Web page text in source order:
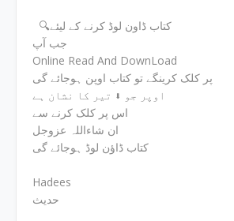
🔍کتاب ڈاون لوڈ کرنے کے لیئے
جب آپ
Online Read And DownLoad
پر کلک کرینگے تو کتاب اوپن ہوجائے گی
اوپر جو ⬇ تیر کا نشان ہے
اس پر کلک کرنے سے
ان شاءاللہ عزوجل
کتاب ڈاؤن لوڈ ہوجائے گی
Hadees
حدیث